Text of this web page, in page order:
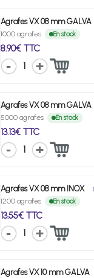
Agrafes VX 08 mm GALVA
1000 agrafes En stock
8.90€ TTC
1
Agrafes VX 08 mm GALVA
5000 agrafes En stock
13.13€ TTC
1
Agrafes VX 08 mm INOX
1200 agrafes En stock
13.55€ TTC
1
Agrafes VX 10 mm GALVA